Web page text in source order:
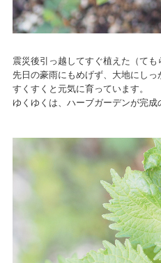
震災後引っ越してすぐ植えた（ても
先日の豪雨にもめげず、大地にしっ
すくすくと元気に育っています。
ゆくゆくは、ハーブガーデンが完成